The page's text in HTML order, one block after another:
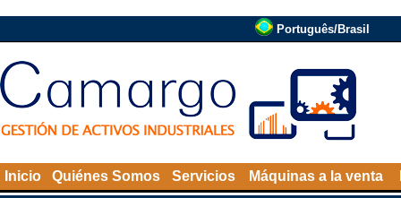
Português/Brasil
Inicio Quiénes Somos Servicios Máquinas a la venta